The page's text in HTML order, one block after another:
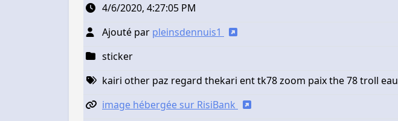
4/6/2020, 4:27:05 PM
Ajouté par pleinsdennuis1
sticker
kairi other paz regard thekari ent tk78 zoom paix the 78 troll eau
image hébergée sur RisiBank